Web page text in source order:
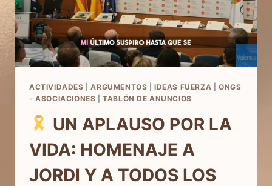
ACTIVIDADES |ARGUMENTOS |IDEAS FUERZA |ONGS
- ASOCIACIONES |TABLÓN DE ANUNCIOS
UN APLAUSO POR LA
VIDA: HOMENAJE A
JORDI Y A TODOS LOS